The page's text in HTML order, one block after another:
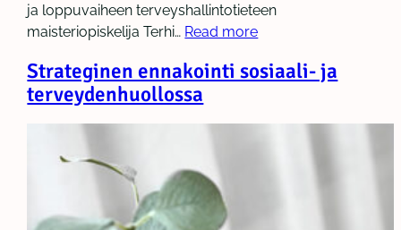
ja loppuvaiheen terveyshallintotieteen
maisteriopiskelija Terhi… Read more
Strateginen ennakointi sosiaali- ja
terveydenhuollossa​